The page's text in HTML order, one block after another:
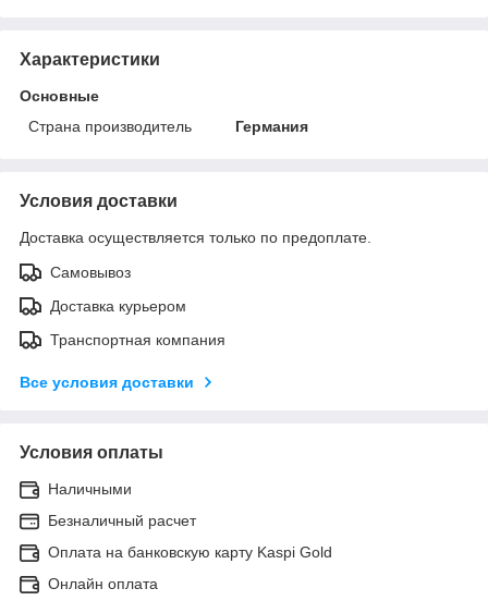
Характеристики
Основные
Страна производитель
Германия
Условия доставки
Доставка осуществляется только по предоплате.
Самовывоз
Доставка курьером
Транспортная компания
Все условия доставки
Условия оплаты
Наличными
Безналичный расчет
Оплата на банковскую карту Kaspi Gold
Онлайн оплата